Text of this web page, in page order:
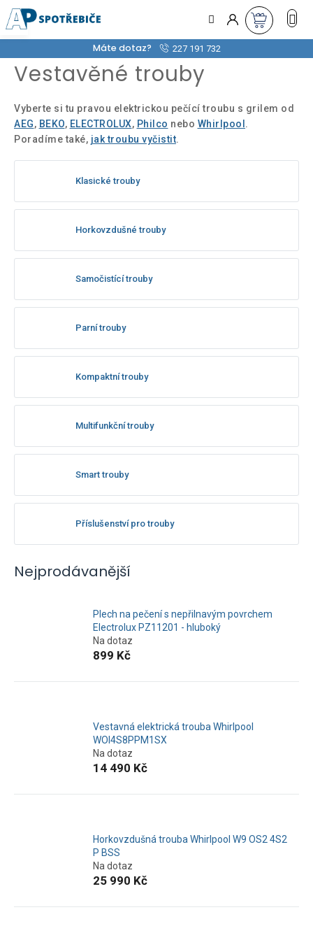
na
obsah
Máte dotaz? 227 191 732
Vestavěné trouby
Vyberte si tu pravou elektrickou pečící troubu s grilem od
AEG, BEKO, ELECTROLUX, Philco nebo Whirlpool .
Poradíme také, jak troubu vyčistit.
Klasické trouby
Horkovzdušné trouby
Samočistící trouby
Parní trouby
Kompaktní trouby
Multifunkční trouby
Smart trouby
Příslušenství pro trouby
Nejprodávanější
Plech na pečení s nepřilnavým povrchem
Electrolux PZ11201 - hluboký
Na dotaz
899 Kč
Vestavná elektrická trouba Whirlpool
WOI4S8PPM1SX
Na dotaz
14 490 Kč
Horkovzdušná trouba Whirlpool W9 OS2 4S2
P BSS
Na dotaz
25 990 Kč